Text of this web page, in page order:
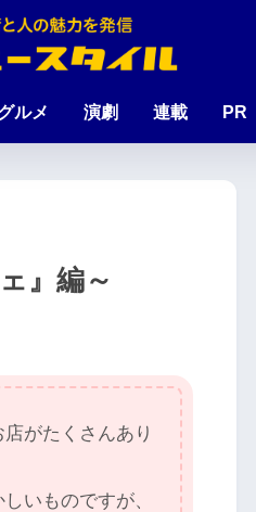
ルメ 演劇 連載 PR
』編～
がたくさんあり
いものですが、